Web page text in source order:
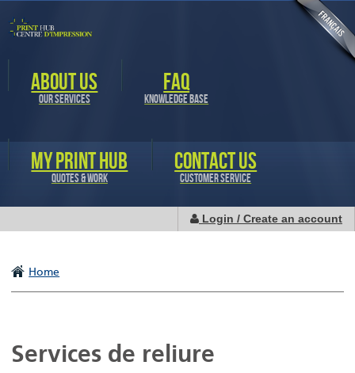
ABOUT US
OUR SERVICES
FAQ
KNOWLEDGE BASE
MY PRINT HUB
QUOTES & WORK
CONTACT US
CUSTOMER SERVICE
Login / Create an account
Home
Services de reliure